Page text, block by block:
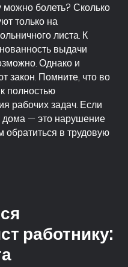
можно болеть? Сколько
только на
листа. К
выдачи
Однако и
закон. Помните, что во
полностью
рабочих задач. Если
дома — это нарушение
в трудовую
работнику: